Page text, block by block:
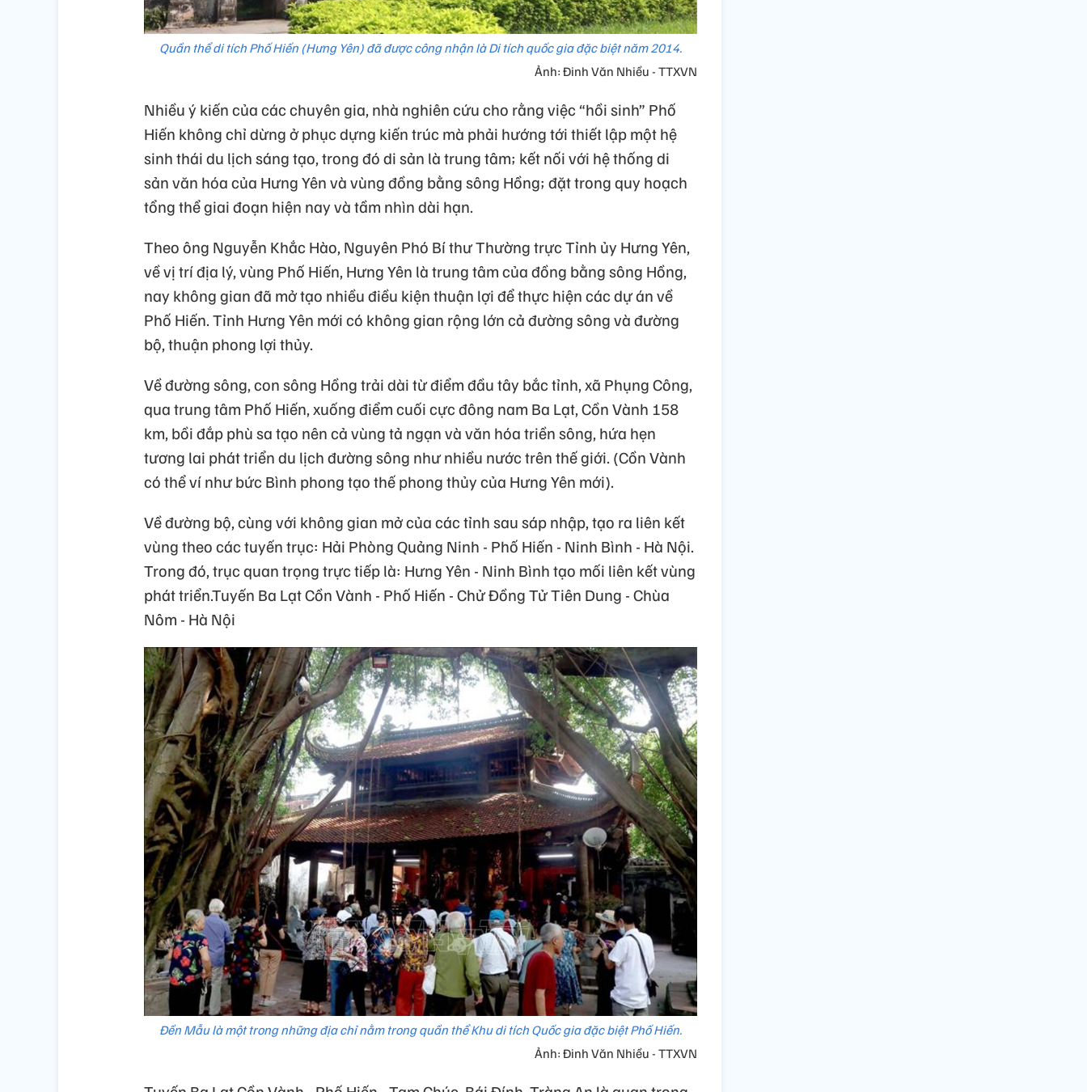
Quần thể di tích Phố Hiến (Hưng Yên) đã được công nhận là Di tích quốc gia đặc biệt năm 2014.
Ảnh: Đinh Văn Nhiều - TTXVN
Nhiều ý kiến của các chuyên gia, nhà nghiên cứu cho rằng việc “hồi sinh” Phố
Hiến không chỉ dừng ở phục dựng kiến trúc mà phải hướng tới thiết lập một hệ
sinh thái du lịch sáng tạo, trong đó di sản là trung tâm; kết nối với hệ thống di
sản văn hóa của Hưng Yên và vùng đồng bằng sông Hồng; đặt trong quy hoạch
tổng thể giai đoạn hiện nay và tầm nhìn dài hạn.
Theo ông Nguyễn Khắc Hào, Nguyên Phó Bí thư Thường trực Tỉnh ủy Hưng Yên,
về vị trí địa lý, vùng Phố Hiến, Hưng Yên là trung tâm của đồng bằng sông Hồng,
nay không gian đã mở tạo nhiều điều kiện thuận lợi để thực hiện các dự án về
Phố Hiến. Tỉnh Hưng Yên mới có không gian rộng lớn cả đường sông và đường
bộ, thuận phong lợi thủy.
Về đường sông, con sông Hồng trải dài từ điểm đầu tây bắc tỉnh, xã Phụng Công,
qua trung tâm Phố Hiến, xuống điểm cuối cực đông nam Ba Lạt, Cồn Vành 158
km, bồi đắp phù sa tạo nên cả vùng tả ngạn và văn hóa triền sông, hứa hẹn
tương lai phát triển du lịch đường sông như nhiều nước trên thế giới. (Cồn Vành
có thể ví như bức Bình phong tạo thế phong thủy của Hưng Yên mới).
Về đường bộ, cùng với không gian mở của các tỉnh sau sáp nhập, tạo ra liên kết
vùng theo các tuyến trục: Hải Phòng Quảng Ninh - Phố Hiến - Ninh Bình - Hà Nội.
Trong đó, trục quan trọng trực tiếp là: Hưng Yên - Ninh Bình tạo mối liên kết vùng
phát triển.Tuyến Ba Lạt Cồn Vành - Phố Hiến - Chử Đồng Tử Tiên Dung - Chùa
Nôm - Hà Nội
Đền Mẫu là một trong những địa chỉ nằm trong quần thể Khu di tích Quốc gia đặc biệt Phố Hiến.
Ảnh: Đinh Văn Nhiều - TTXVN